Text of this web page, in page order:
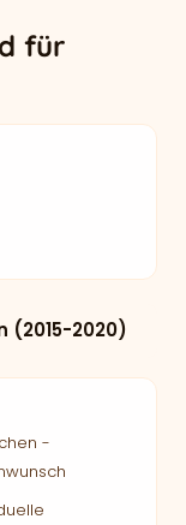
für
(2015-2020)
-